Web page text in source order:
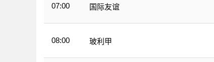
07:00 国际友谊
08:00 玻利甲